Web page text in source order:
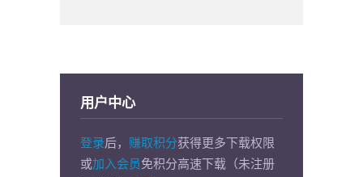
用户中心
登录后， 赚取积分获得更多下载权限
或加入会员免积分高速下载（未注册